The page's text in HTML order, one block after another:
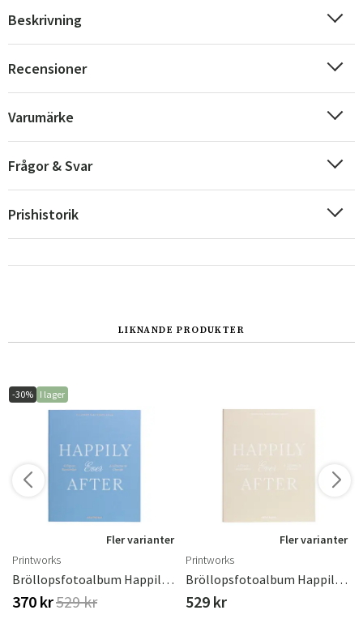
Sverige
Danmark
Beskrivning
Recensioner
Varumärke
Frågor & Svar
Prishistorik
LIKNANDE PRODUKTER
-30% I lager
Fler varianter
Printworks
Bröllopsfotoalbum Happily Ever After Blue
370 kr529 kr
Fler varianter
Printworks
Bröllopsfotoalbum Happily Ever After Beige
529 kr